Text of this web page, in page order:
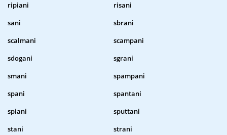
ripiani
risani
sani
sbrani
scalmani
scampani
sdogani
sgrani
smani
spampani
spani
spantani
spiani
sputtani
stani
strani